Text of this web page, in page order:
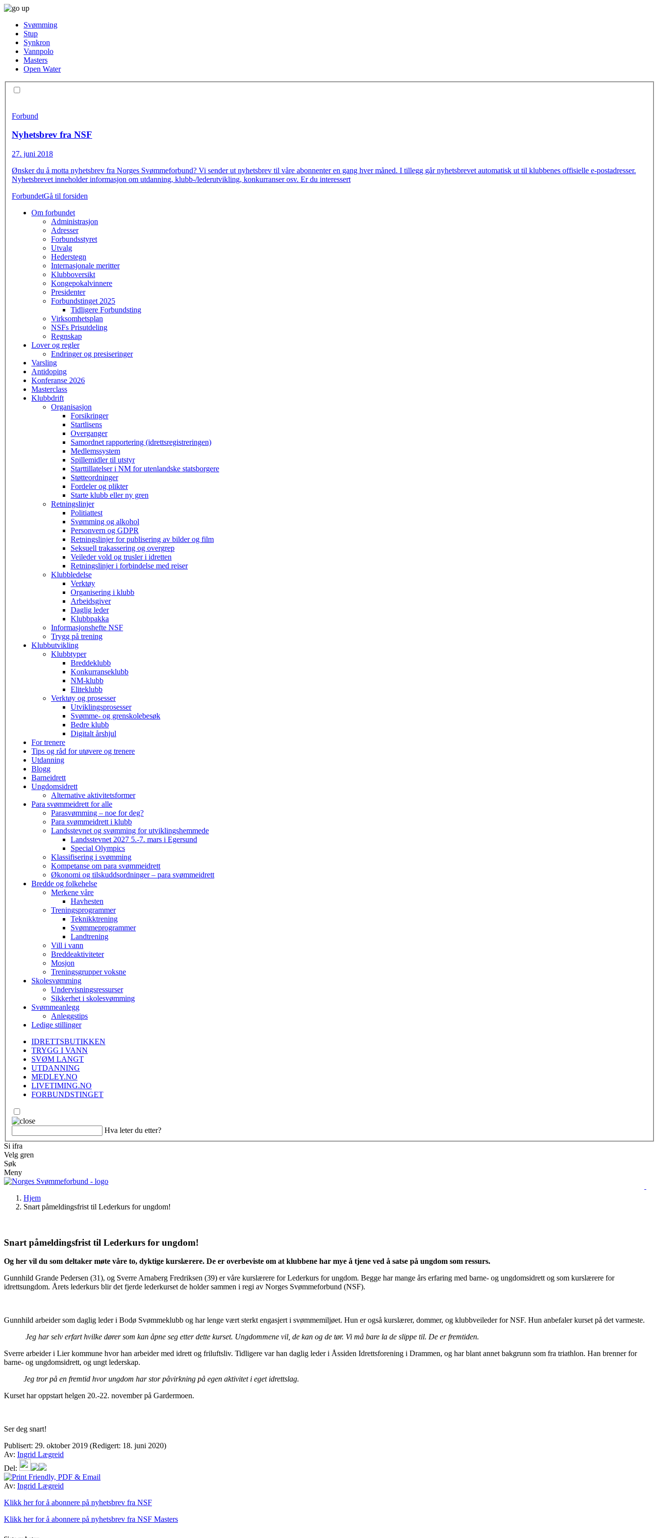
Svømming
Stup
Synkron
Vannpolo
Masters
Open Water
Forbund
Nyhetsbrev fra NSF
27. juni 2018
Ønsker du å motta nyhetsbrev fra Norges Svømmeforbund? Vi sender ut nyhetsbrev til våre abonnenter en gang hver måned. I tillegg går nyhetsbrevet automatisk ut til klubbenes offisielle e-postadresser.
Nyhetsbrevet inneholder informasjon om utdanning, klubb-/lederutvikling, konkurranser osv. Er du interessert
ForbundetGå til forsiden
Om forbundet
Administrasjon
Adresser
Forbundsstyret
Utvalg
Hederstegn
Internasjonale meritter
Klubboversikt
Kongepokalvinnere
Presidenter
Forbundstinget 2025
Tidligere Forbundsting
Virksomhetsplan
NSFs Prisutdeling
Regnskap
Lover og regler
Endringer og presiseringer
Varsling
Antidoping
Konferanse 2026
Masterclass
Klubbdrift
Organisasjon
Forsikringer
Startlisens
Overganger
Samordnet rapportering (idrettsregistreringen)
Medlemssystem
Spillemidler til utstyr
Starttillatelser i NM for utenlandske statsborgere
Støtteordninger
Fordeler og plikter
Starte klubb eller ny gren
Retningslinjer
Politiattest
Svømming og alkohol
Personvern og GDPR
Retningslinjer for publisering av bilder og film
Seksuell trakassering og overgrep
Veileder vold og trusler i idretten
Retningslinjer i forbindelse med reiser
Klubbledelse
Verktøy
Organisering i klubb
Arbeidsgiver
Daglig leder
Klubbpakka
Informasjonshefte NSF
Trygg på trening
Klubbutvikling
Klubbtyper
Breddeklubb
Konkurranseklubb
NM-klubb
Eliteklubb
Verktøy og prosesser
Utviklingsprosesser
Svømme- og grenskolebesøk
Bedre klubb
Digitalt årshjul
For trenere
Tips og råd for utøvere og trenere
Utdanning
Blogg
Barneidrett
Ungdomsidrett
Alternative aktivitetsformer
Para svømmeidrett for alle
Parasvømming – noe for deg?
Para svømmeidrett i klubb
Landsstevnet og svømming for utviklingshemmede
Landsstevnet 2027 5.-7. mars i Egersund
Special Olympics
Klassifisering i svømming
Kompetanse om para svømmeidrett
Økonomi og tilskuddsordninger – para svømmeidrett
Bredde og folkehelse
Merkene våre
Havhesten
Treningsprogrammer
Teknikktrening
Svømmeprogrammer
Landtrening
Vill i vann
Breddeaktiviteter
Mosjon
Treningsgrupper voksne
Skolesvømming
Undervisningsressurser
Sikkerhet i skolesvømming
Svømmeanlegg
Anleggstips
Ledige stillinger
IDRETTSBUTIKKEN
TRYGG I VANN
SVØM LANGT
UTDANNING
MEDLEY.NO
LIVETIMING.NO
FORBUNDSTINGET
Hva leter du etter?
Si ifra
Velg gren
Søk
Meny
Hjem
Snart påmeldingsfrist til Lederkurs for ungdom!
Snart påmeldingsfrist til Lederkurs for ungdom!
Og her vil du som deltaker møte våre to, dyktige kurslærere. De er overbeviste om at klubbene har mye å tjene ved å satse på ungdom som ressurs.
Gunnhild Grande Pedersen (31), og Sverre Arnaberg Fredriksen (39) er våre kurslærere for Lederkurs for ungdom. Begge har mange års erfaring med barne- og ungdomsidrett og som kurslærere for
idrettsungdom. Årets lederkurs blir det fjerde lederkurset de holder sammen i regi av Norges Svømmeforbund (NSF).
Gunnhild arbeider som daglig leder i Bodø Svømmeklubb og har lenge vært sterkt engasjert i svømmemiljøet. Hun er også kurslærer, dommer, og klubbveileder for NSF. Hun anbefaler kurset på det varmeste.
Jeg har selv erfart hvilke dører som kan åpne seg etter dette kurset. Ungdommene vil, de kan og de tør. Vi må bare la de slippe til. De er fremtiden.
Sverre arbeider i Lier kommune hvor han arbeider med idrett og friluftsliv. Tidligere var han daglig leder i Åssiden Idrettsforening i Drammen, og har blant annet bakgrunn som fra triathlon. Han brenner for
barne- og ungdomsidrett, og ungt lederskap.
Jeg tror på en fremtid hvor ungdom har stor påvirkning på egen aktivitet i eget idrettslag.
Kurset har oppstart helgen 20.-22. november på Gardermoen.
Ser deg snart!
Publisert: 29. oktober 2019 (Redigert: 18. juni 2020)
Av: Ingrid Lægreid
Del:
Av: Ingrid Lægreid
Klikk her for å abonnere på nyhetsbrev fra NSF
Klikk her for å abonnere på nyhetsbrev fra NSF Masters